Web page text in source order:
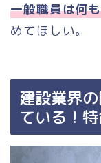
一般職員は何
めてほしい。
建設業界
ている！